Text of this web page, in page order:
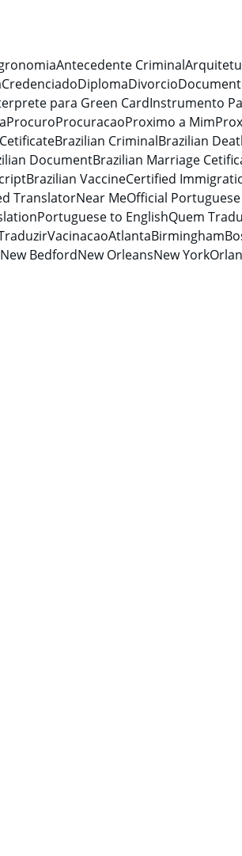
Antecedente Criminal
CredenciadoDiplomaDivorcio
para Green CardInstrumento
ProcuroProcuracaoProximo a Mim
Brazilian CriminalBrazilian
DocumentBrazilian Marriage
Brazilian VaccineCertified
TranslatorNear MeOfficial
Portuguese to EnglishQuem
VacinacaoAtlantaBirmingham
New BedfordNew OrleansNew York